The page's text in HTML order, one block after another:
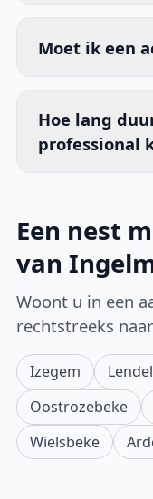
Moet ik een
Hoe lang
professional
Een nest
van
Woont u in een
rechtstreeks
Izegem
Oostrozebeke
Wielsbeke